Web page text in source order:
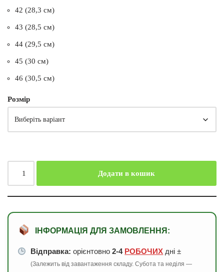
42 (28,3 см)
43 (28,5 см)
44 (29,5 см)
45 (30 см)
46 (30,5 см)
Розмір
Додати в кошик
ІНФОРМАЦІЯ ДЛЯ ЗАМОВЛЕННЯ:
Відправка: орієнтовно2-4 РОБОЧИХ дні ±
(Залежить від завантаження складу. Субота та неділя —